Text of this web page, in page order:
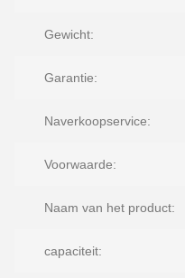
Gewicht:
Garantie:
Naverkoopservice:
Voorwaarde:
Naam van het product:
capaciteit: